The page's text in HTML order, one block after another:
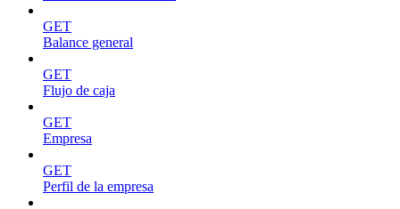
GET
Balance general
GET
Flujo de caja
GET
Empresa
GET
Perfil de la empresa